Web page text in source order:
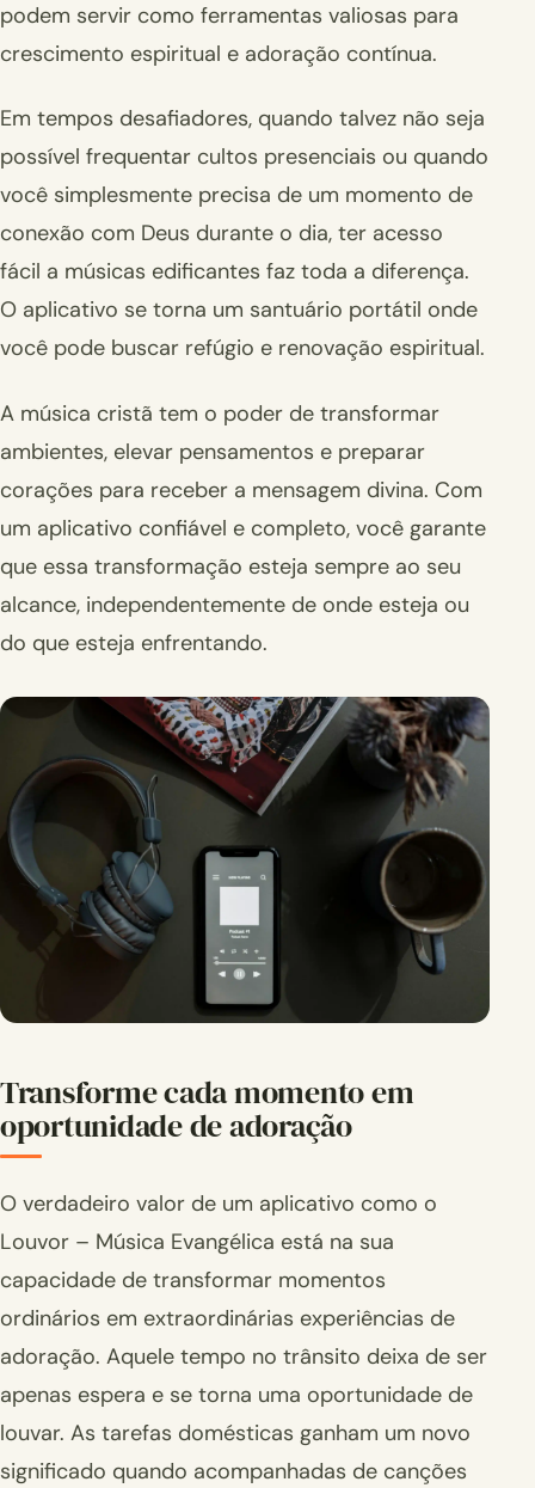
podem servir como ferramentas valiosas para
crescimento espiritual e adoração contínua.
Em tempos desafiadores, quando talvez não seja
possível frequentar cultos presenciais ou quando
você simplesmente precisa de um momento de
conexão com Deus durante o dia, ter acesso
fácil a músicas edificantes faz toda a diferença.
O aplicativo se torna um santuário portátil onde
você pode buscar refúgio e renovação espiritual.
A música cristã tem o poder de transformar
ambientes, elevar pensamentos e preparar
corações para receber a mensagem divina. Com
um aplicativo confiável e completo, você garante
que essa transformação esteja sempre ao seu
alcance, independentemente de onde esteja ou
do que esteja enfrentando.
Transforme cada momento em
oportunidade de adoração
O verdadeiro valor de um aplicativo como o
Louvor – Música Evangélica está na sua
capacidade de transformar momentos
ordinários em extraordinárias experiências de
adoração. Aquele tempo no trânsito deixa de ser
apenas espera e se torna uma oportunidade de
louvar. As tarefas domésticas ganham um novo
significado quando acompanhadas de canções